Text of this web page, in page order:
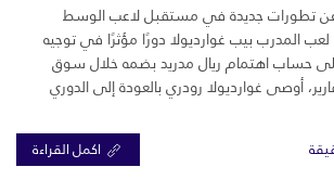
عن تطورات جديدة في مستقبل لاعب الوسط
المدرب بيب غوارديولا دورًا مؤثرًا في توجيه
حساب اهتمام ريال مدريد بضمه خلال سوق
أوصى غوارديولا رودري بالعودة إلى الدوري
اكمل القراءة